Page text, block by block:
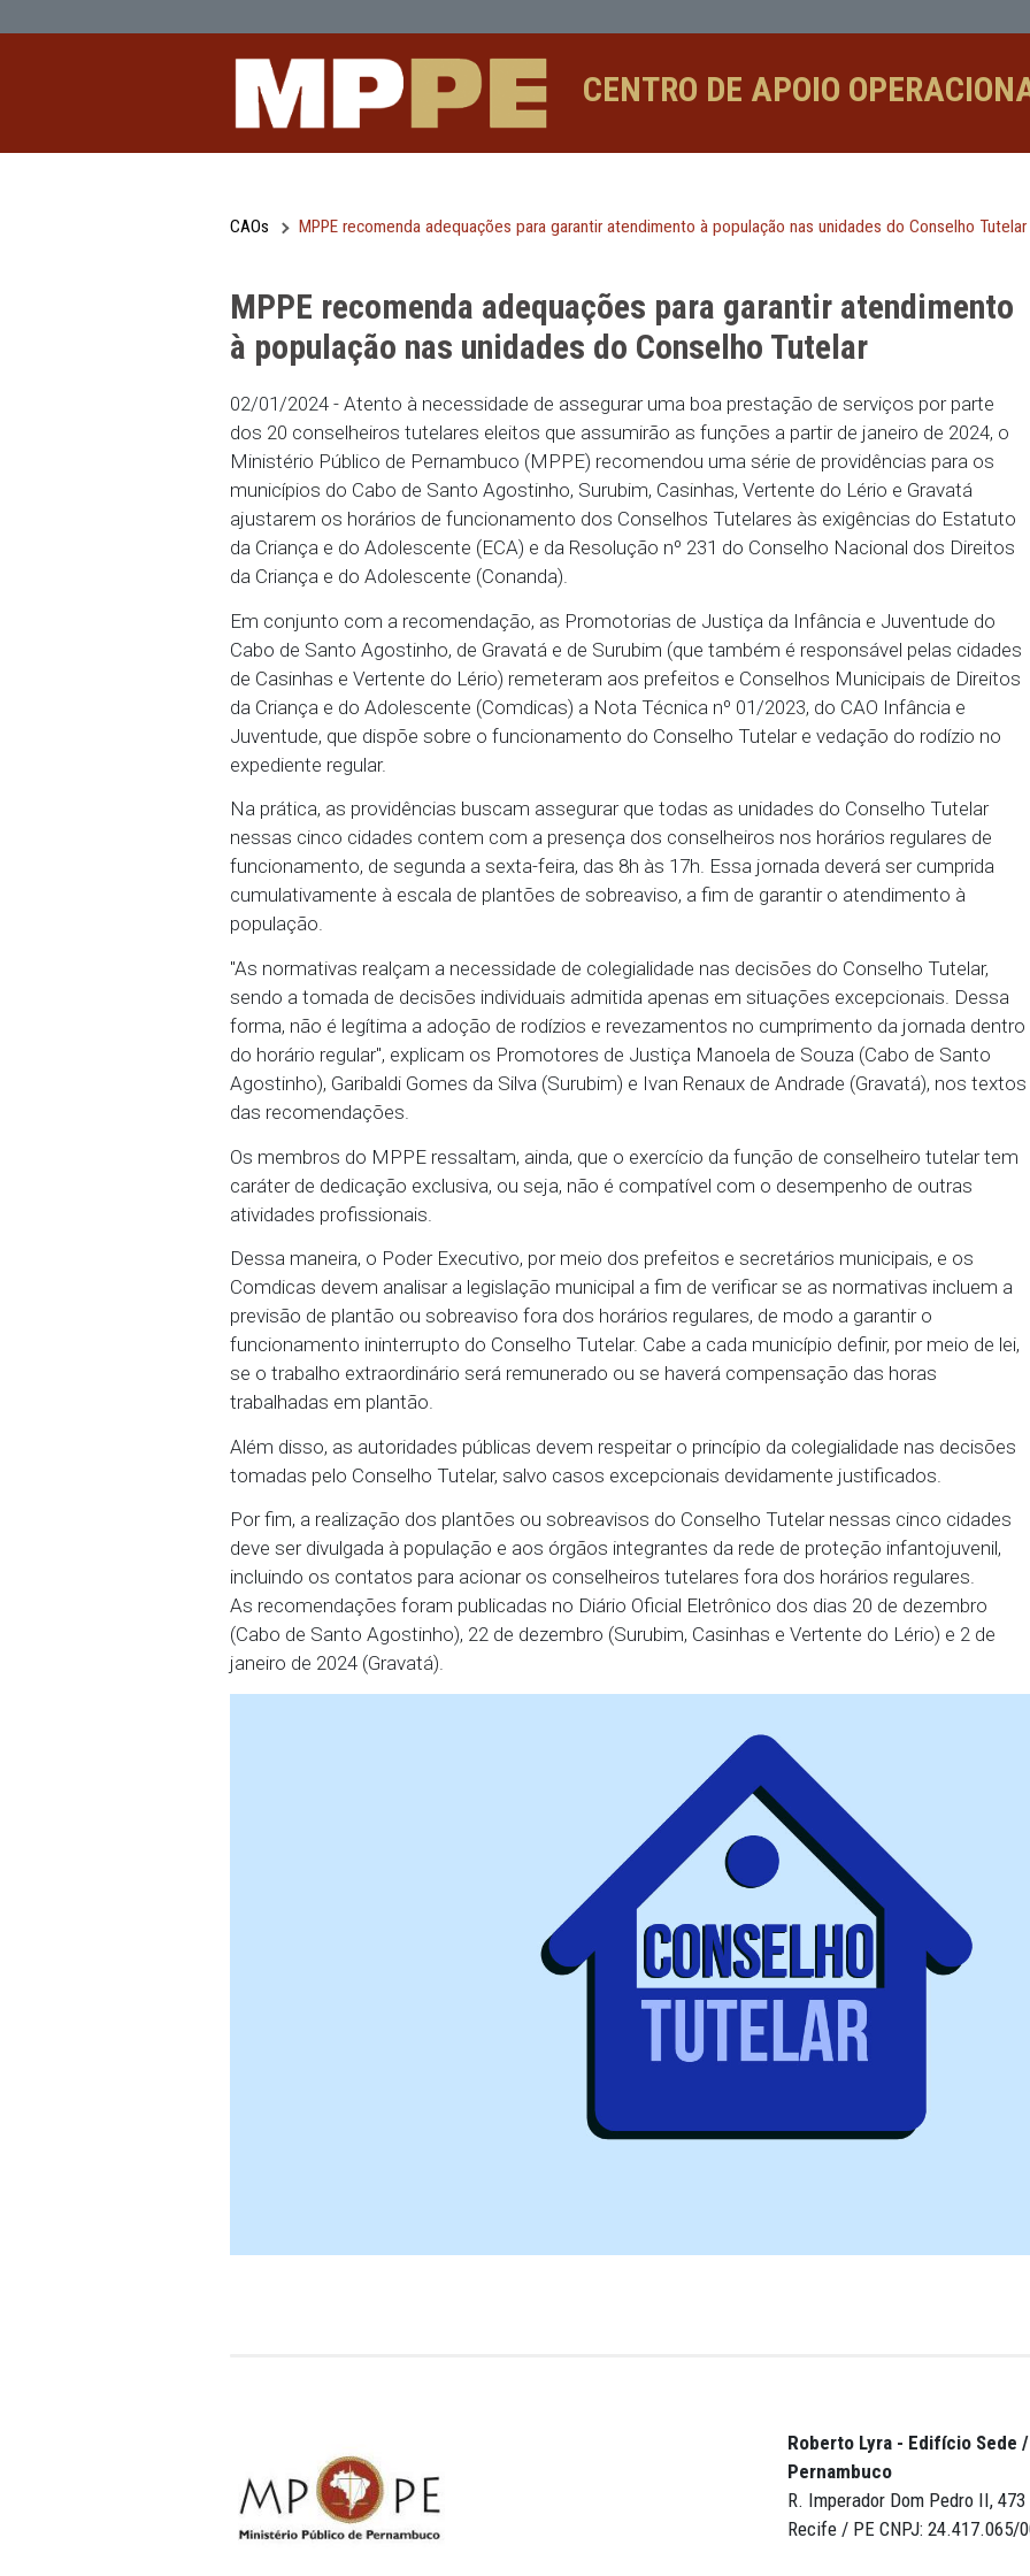
MPPE recomenda adequações para garantir atendimento à população
CENTRO DE APOIO
MPPE recomenda adequações para garantir atendimento à população nas
MPPE recomenda adequações para garantir
à população nas unidades do Conselho Tutelar
02/01/2024 - Atento à necessidade de assegurar uma boa prestação de
dos 20 conselheiros tutelares eleitos que assumirão as funções a partir de
Ministério Público de Pernambuco (MPPE) recomendou uma série de
municípios do Cabo de Santo Agostinho, Surubim, Casinhas, Vertente do
ajustarem os horários de funcionamento dos Conselhos Tutelares às
da Criança e do Adolescente (ECA) e da Resolução nº 231 do Conselho
da Criança e do Adolescente (Conanda).
Em conjunto com a recomendação, as Promotorias de Justiça da Infância
Cabo de Santo Agostinho, de Gravatá e de Surubim (que também é
de Casinhas e Vertente do Lério) remeteram aos prefeitos e Conselhos
da Criança e do Adolescente (Comdicas) a Nota Técnica nº 01/2023, do
Juventude, que dispõe sobre o funcionamento do Conselho Tutelar e
expediente regular.
Na prática, as providências buscam assegurar que todas as unidades do
nessas cinco cidades contem com a presença dos conselheiros nos
funcionamento, de segunda a sexta-feira, das 8h às 17h. Essa jornada
cumulativamente à escala de plantões de sobreaviso, a fim de garantir o
população.
sendo a tomada de decisões individuais admitida apenas em situações
forma, não é legítima a adoção de rodízios e revezamentos no cumprimento
Agostinho), Garibaldi Gomes da Silva (Surubim) e Ivan Renaux de Andrade
das recomendações.
Os membros do MPPE ressaltam, ainda, que o exercício da função de
caráter de dedicação exclusiva, ou seja, não é compatível com o
Dessa maneira, o Poder Executivo, por meio dos prefeitos e secretários
Comdicas devem analisar a legislação municipal a fim de verificar se as
previsão de plantão ou sobreaviso fora dos horários regulares, de modo a
funcionamento ininterrupto do Conselho Tutelar. Cabe a cada município
se o trabalho extraordinário será remunerado ou se haverá compensação
trabalhadas em plantão.
Além disso, as autoridades públicas devem respeitar o princípio da
tomadas pelo Conselho Tutelar, salvo casos excepcionais devidamente
Por fim, a realização dos plantões ou sobreavisos do Conselho Tutelar
deve ser divulgada à população e aos órgãos integrantes da rede de
incluindo os contatos para acionar os conselheiros tutelares fora dos
As recomendações foram publicadas no Diário Oficial Eletrônico dos dias 20
(Cabo de Santo Agostinho), 22 de dezembro (Surubim, Casinhas e Vertente